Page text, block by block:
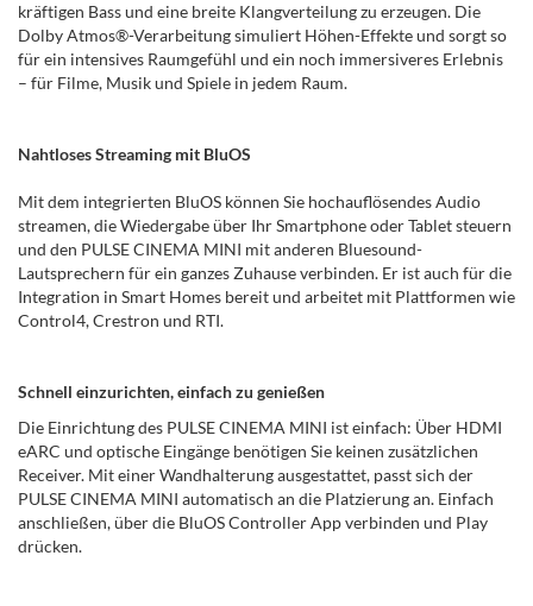
kräftigen Bass und eine breite Klangverteilung zu erzeugen. Die
Dolby Atmos®-Verarbeitung simuliert Höhen-Effekte und sorgt so
für ein intensives Raumgefühl und ein noch immersiveres Erlebnis
– für Filme, Musik und Spiele in jedem Raum.
Nahtloses Streaming mit BluOS
Mit dem integrierten BluOS können Sie hochauflösendes Audio
streamen, die Wiedergabe über Ihr Smartphone oder Tablet steuern
und den PULSE CINEMA MINI mit anderen Bluesound-
Lautsprechern für ein ganzes Zuhause verbinden. Er ist auch für die
Integration in Smart Homes bereit und arbeitet mit Plattformen wie
Control4, Crestron und RTI.
Schnell einzurichten, einfach zu genießen
Die Einrichtung des PULSE CINEMA MINI ist einfach: Über HDMI
eARC und optische Eingänge benötigen Sie keinen zusätzlichen
Receiver. Mit einer Wandhalterung ausgestattet, passt sich der
PULSE CINEMA MINI automatisch an die Platzierung an. Einfach
anschließen, über die BluOS Controller App verbinden und Play
drücken.